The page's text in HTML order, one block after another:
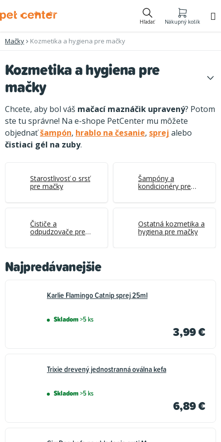
na
Hľadať Nákupný košík
Mačky Kozmetika a hygiena pre mačky
Kozmetika a hygiena pre
mačky
Chcete, aby bol váš mačací maznáčik upravený? Potom
ste tu správne! Na e-shope PetCenter mu môžete
objednaťšampón, hrablo na česanie, sprej alebo
čistiaci gél na zuby.
Starostlivosť o srsť
pre mačky
Šampóny a
kondicionéry pre
Čističe a
odpudzovače pre
Ostatná kozmetika a
hygiena pre mačky
Najpredávanejšie
Karlie Flamingo Catnip sprej 25ml
Skladom>5 ks
3,99 €
Trixie drevený jednostranná oválna kefa
Skladom>5 ks
6,89 €